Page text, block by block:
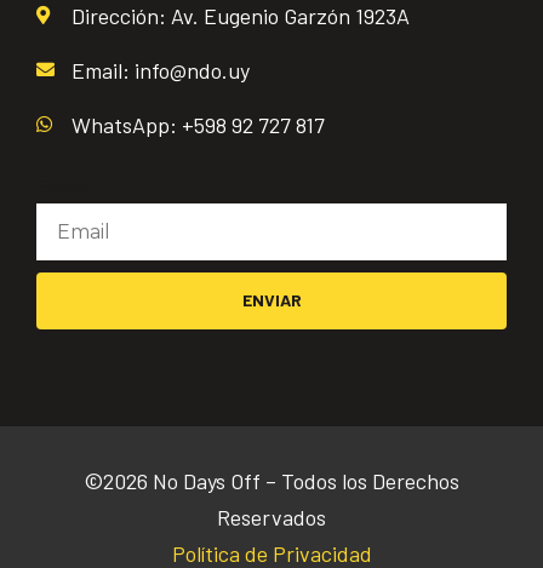
Dirección: Av. Eugenio Garzón 1923A
Email: info@ndo.uy
WhatsApp: +598 92 727 817
ENVIAR
©2026 No Days Off – Todos los Derechos
Reservados
Política de Privacidad